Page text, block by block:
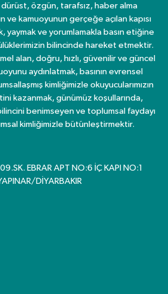
özgün, tarafsız, haber alma
kamuoyunun gerçeğe açılan kapısı
yaymak ve yorumlamakla basın etiğine
bilincinde hareket etmektir.
alan, doğru, hızlı, güvenilir ve güncel
aydınlatmak, basının evrensel
kimliğimizle okuyucularımızın
kazanmak, günümüz koşullarında,
benimseyen ve toplumsal faydayı
kimliğimizle bütünleştirmektir.
EBRAR APT NO:6 İÇ KAPI NO:1
DİYARBAKIR